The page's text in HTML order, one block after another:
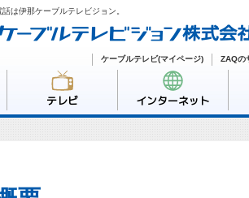
は伊那ケーブルテレビジョン。
テレビ インターネット
ZAQの
ケーブルテレビ(マイページ)